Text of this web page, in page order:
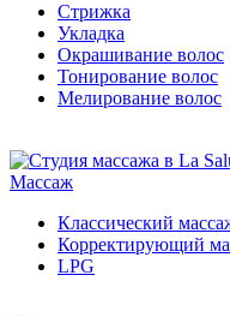
Стрижка
Укладка
Окрашивание волос
Тонирование волос
Мелирование волос
Массаж
Классический
Корректирующий
LPG